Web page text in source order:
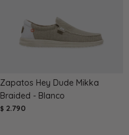
Zapatos Hey Dude Mikka
Braided - Blanco
$ 2.790